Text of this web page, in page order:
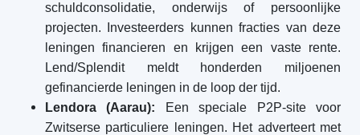
schuldconsolidatie, onderwijs of persoonlijke
projecten. Investeerders kunnen fracties van deze
leningen financieren en krijgen een vaste rente.
Lend/Splendit meldt honderden miljoenen
gefinancierde leningen in de loop der tijd.
Lendora (Aarau): Een speciale P2P-site voor
Zwitserse particuliere leningen. Het adverteert met